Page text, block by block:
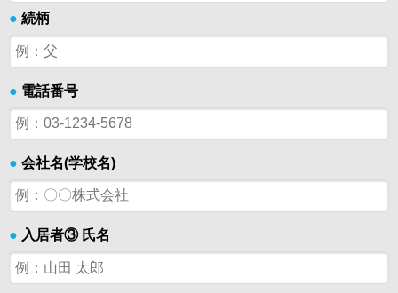
● 続柄
● 電話番号
● 会社名(学校名)
● 入居者③ 氏名